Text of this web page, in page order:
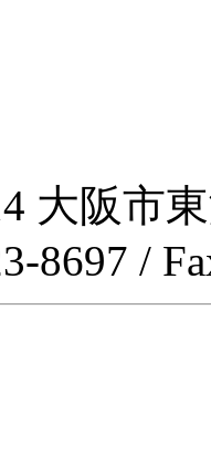
大阪市
8697 /